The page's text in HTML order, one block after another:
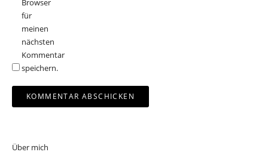
Browser
für
meinen
nächsten
Kommentar
speichern.
Über mich